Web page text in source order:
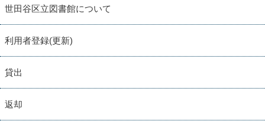
世田谷区立図書館について
利用者登録(更新)
貸出
返却